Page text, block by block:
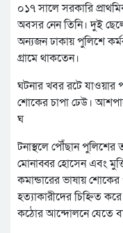
০১৭ সালে সরকারি
অবসর নেন তিনি। দুই
অন্যজন ঢাকায় পুলিশে
গ্রামে থাকতেন।
ঘটনার খবর রটে
শোকের চাপা ঢেউ।
ঘ
টনাস্থলে পৌঁছান পুলিশের
মোনাব্বর হোসেন এবং
কমান্ডারের ভাষায়
হত্যাকারীদের চিহ্নিত
কঠোর আন্দোলনে যেতে